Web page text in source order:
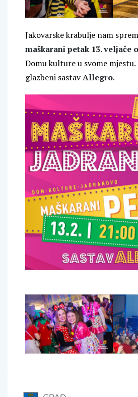
Jakovarske krabulje nam
maškarani petak 13. veljače
Domu kulture u svome
glazbeni sastavAllegro.